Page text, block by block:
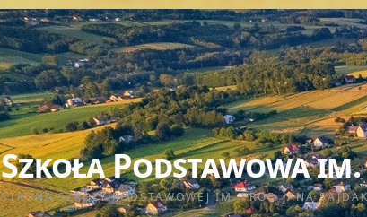
Szkoła Podstawowa
STRONA SZKOŁY PODSTAWOWEJ IM. PROF. JANA